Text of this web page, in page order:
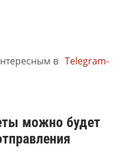
в Telegram-
можно будет